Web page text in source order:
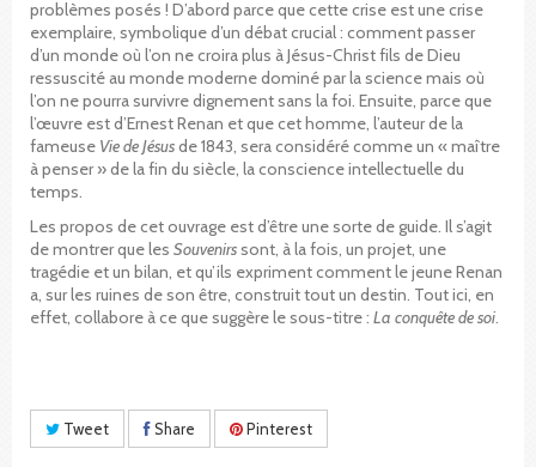
problèmes posés ! D’abord parce que cette crise est une crise
exemplaire, symbolique d’un débat crucial : comment passer
d’un monde où l’on ne croira plus à Jésus-Christ fils de Dieu
ressuscité au monde moderne dominé par la science mais où
l’on ne pourra survivre dignement sans la foi. Ensuite, parce que
l’œuvre est d’Ernest Renan et que cet homme, l’auteur de la
fameuse Vie de Jésusde 1843, sera considéré comme un « maître
à penser » de la fin du siècle, la conscience intellectuelle du
temps.
Les propos de cet ouvrage est d’être une sorte de guide. Il s’agit
de montrer que les Souvenirssont, à la fois, un projet, une
tragédie et un bilan, et qu’ils expriment comment le jeune Renan
a, sur les ruines de son être, construit tout un destin. Tout ici, en
effet, collabore à ce que suggère le sous-titre : La conquête de soi.
Tweet Share Pinterest